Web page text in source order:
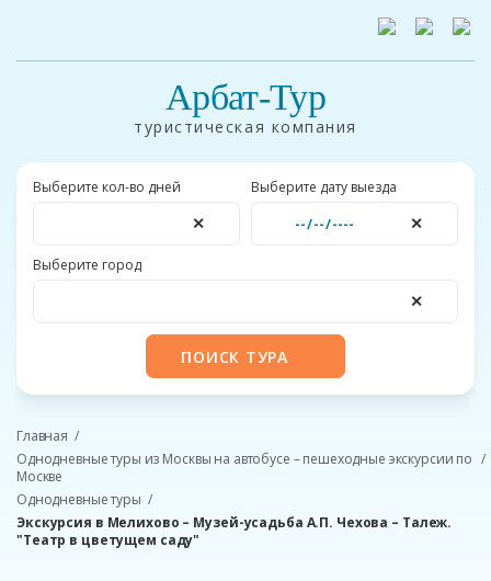
Арбат-Тур
туристическая компания
Выберите кол-во дней
✕
Выберите дату выезда
✕
Выберите город
✕
ПОИСК ТУРА
Главная
Однодневные туры из Москвы на автобусе – пешеходные экскурсии по
Москве
Однодневные туры
Экскурсия в Мелихово – Музей-усадьба А.П. Чехова – Талеж.
"Театр в цветущем саду"